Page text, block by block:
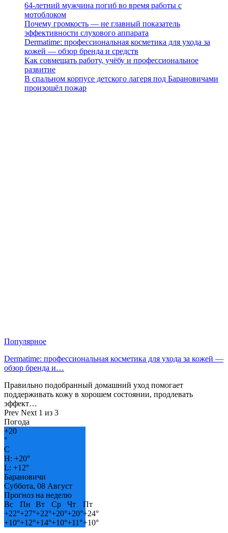
64-летний мужчина погиб во время работы с
мотоблоком
Почему громкость — не главный показатель
эффективности слухового аппарата
Dermatime: профессиональная косметика для ухода за
кожей — обзор бренда и средств
Как совмещать работу, учёбу и профессиональное
развитие
В спальном корпусе детского лагеря под Барановичами
произошёл пожар
Популярное
Dermatime: профессиональная косметика для ухода за кожей —
обзор бренда и…
Правильно подобранный домашний уход помогает
поддерживать кожу в хорошем состоянии, продлевать
эффект…
Prev Next 1 из 3
Погода
+20
°
C
H: +20°
L: +12°
Барановичи
Суббота, 08 Август
Прогноз на неделю
Вс
Пн Вт Ср Чт
Пт
+22°+27°+22°+20°+20°+24°
+10°+12°+14°+10°+11°+10°